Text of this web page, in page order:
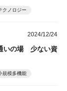
クノロジー
2024/12/24
いの場 少ない資
規模多機能